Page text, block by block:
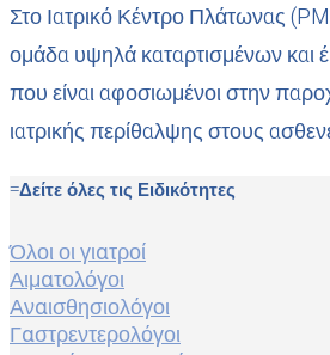
ΓΙΝΕ
ΜΕΛΟΣ
ΤΗΣ
ΟΜΑΔΑΣ
Στο Ιατρικό Κέντρο Πλάτωνας
ομάδα υψηλά καταρτισμένων και
που είναι αφοσιωμένοι στην
ιατρικής περίθαλψης στους
Δείτε όλες τις Ειδικότητες
Όλοι οι γιατροί
Αιματολόγοι
Αναισθησιολόγοι
Γαστρεντερολόγοι